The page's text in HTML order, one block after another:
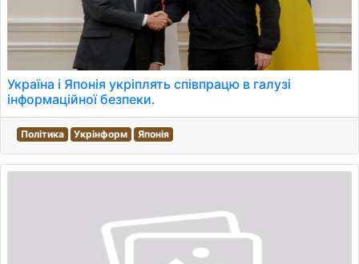
Україна і Японія укріплять співпрацю в галузі
інформаційної безпеки.
Політика Укрінформ Японія